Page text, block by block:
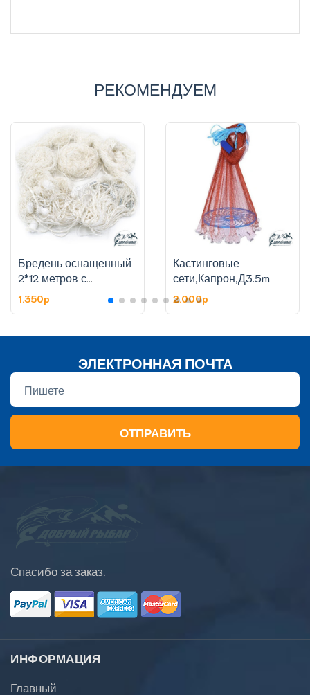
РЕКОМЕНДУЕМ
Бредень оснащенный
2*12 метров с
карманом, яч. 25 мм,
капрон
1.350p
Кастинговые
сети,Капрон,Д3.5m
2.000p
ЭЛЕКТРОННАЯ ПОЧТА
ОТПРАВИТЬ
Спасибо за заказ.
ИНФОРМАЦИЯ
Главный